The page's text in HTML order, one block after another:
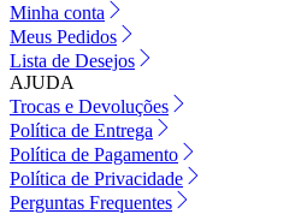
Minha conta
Meus Pedidos
Lista de Desejos
AJUDA
Trocas e Devoluções
Política de Entrega
Política de Pagamento
Política de Privacidade
Perguntas Frequentes